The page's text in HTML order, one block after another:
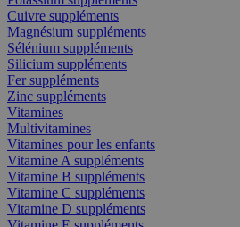
Cuivre suppléments
Magnésium suppléments
Sélénium suppléments
Silicium suppléments
Fer suppléments
Zinc suppléments
Vitamines
Multivitamines
Vitamines pour les enfants
Vitamine A suppléments
Vitamine B suppléments
Vitamine C suppléments
Vitamine D suppléments